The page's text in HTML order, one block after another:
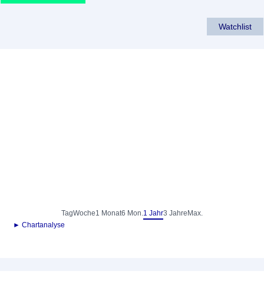
Watchlist
TagWoche1 Monat6 Mon.1 Jahr3 Jahre Max.
► Chartanalyse